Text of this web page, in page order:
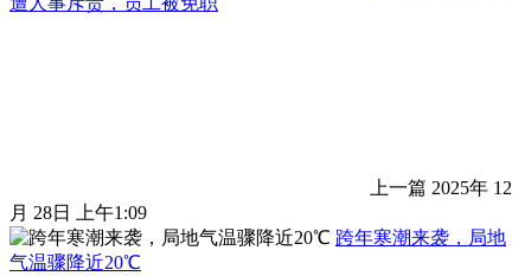
上一篇 2025年 12
月 28日 上午1:09
跨年寒潮来袭，局地
气温骤降近20℃